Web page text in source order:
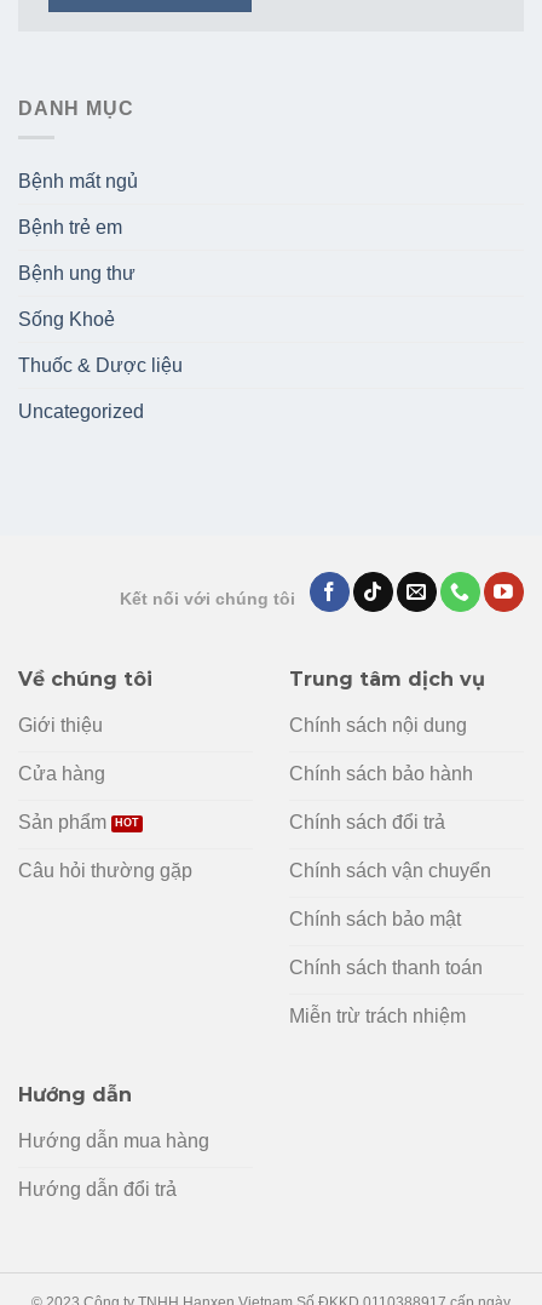
DANH MỤC
Bệnh mất ngủ
Bệnh trẻ em
Bệnh ung thư
Sống Khoẻ
Thuốc & Dược liệu
Uncategorized
Kết nối với chúng tôi
Về chúng tôi
Giới thiệu
Cửa hàng
Sản phẩm
Câu hỏi thường gặp
Trung tâm dịch vụ
Chính sách nội dung
Chính sách bảo hành
Chính sách đổi trả
Chính sách vận chuyển
Chính sách bảo mật
Chính sách thanh toán
Miễn trừ trách nhiệm
Hướng dẫn
Hướng dẫn mua hàng
Hướng dẫn đổi trả